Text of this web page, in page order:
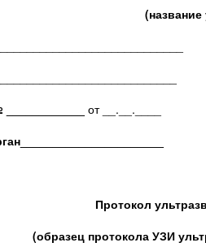
от __.__.____
______________________
Протокол
(образец протокола УЗИ